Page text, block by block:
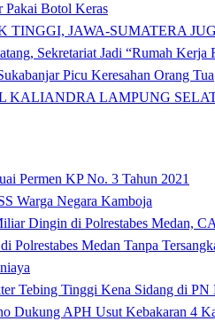
Pakai Botol Keras
TINGGI, JAWA-SUMATERA
Sekretariat Jadi “Rumah Kerja
Picu Keresahan Orang Tua
LAMPUNG
Permen KP No. 3 Tahun 2021
Warga Negara Kamboja
Dingin di Polrestabes Medan,
Medan Tanpa
Tebing Tinggi Kena Sidang di PN
Dukung APH Usut Kebakaran 4